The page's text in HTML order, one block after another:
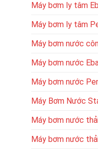
Máy bơm ly tâm
Máy bơm ly tâm
Máy bơm nước
Máy bơm nước
Máy bơm nước
Máy Bơm Nước
Máy bơm nước
Máy bơm nước